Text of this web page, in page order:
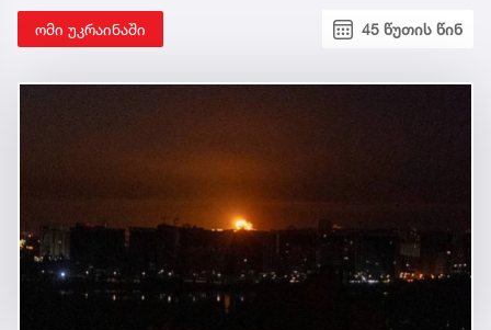
ომი უკრაინაში 45 წუთის წინ